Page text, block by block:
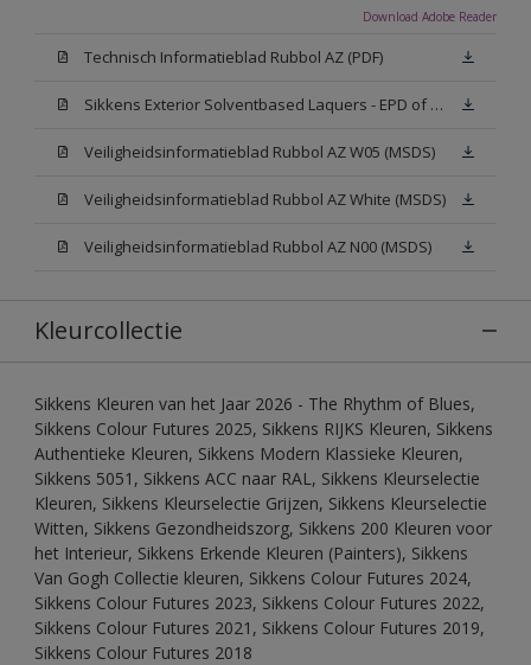
Download Adobe Reader
Technisch Informatieblad Rubbol AZ (PDF)
Sikkens Exterior Solventbased Laquers - EPD of Milieuproductverklaring
Veiligheidsinformatieblad Rubbol AZ W05 (MSDS)
Veiligheidsinformatieblad Rubbol AZ White (MSDS)
Veiligheidsinformatieblad Rubbol AZ N00 (MSDS)
Kleurcollectie
Sikkens Kleuren van het Jaar 2026 - The Rhythm of Blues,
Sikkens Colour Futures 2025, Sikkens RIJKS Kleuren, Sikkens
Authentieke Kleuren, Sikkens Modern Klassieke Kleuren,
Sikkens 5051, Sikkens ACC naar RAL, Sikkens Kleurselectie
Kleuren, Sikkens Kleurselectie Grijzen, Sikkens Kleurselectie
Witten, Sikkens Gezondheidszorg, Sikkens 200 Kleuren voor
het Interieur, Sikkens Erkende Kleuren (Painters), Sikkens
Van Gogh Collectie kleuren, Sikkens Colour Futures 2024,
Sikkens Colour Futures 2023, Sikkens Colour Futures 2022,
Sikkens Colour Futures 2021, Sikkens Colour Futures 2019,
Sikkens Colour Futures 2018